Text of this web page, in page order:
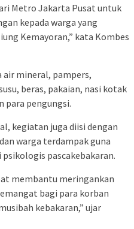
Metro Jakarta Pusat untuk
kepada warga yang
Kemayoran,” kata Kombes
air mineral, pampers,
beras, pakaian, nasi kotak
para pengungsi.
kegiatan juga diisi dengan
warga terdampak guna
pascakebakaran.
membantu meringankan
bagi para korban
kebakaran,” ujar